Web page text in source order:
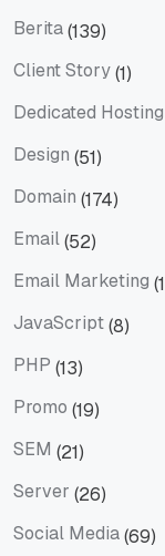
Berita(139)
Client Story(1)
Dedicated Hosting
Design (51)
Domain (174)
Email(52)
Email Marketing
JavaScript(8)
PHP (13)
Promo (19)
SEM (21)
Server (26)
Social Media(69)